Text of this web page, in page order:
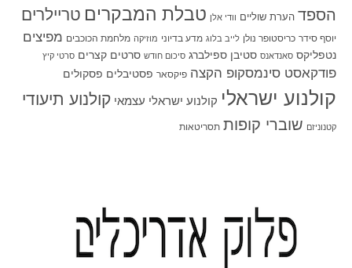
הספד הערת שוליים וודי אלן טבלת המבקרים טריילרים
יוסף סידר כריסטופר נולן לייב בלוג מדע בדיוני מוזיקה מלחמת הכוכבים מפיצים
נטפליקס סאנדאנס סטיבן ספילברג סיכום חודש סרטים קצרים סרטי קיץ
פודקאסט סינמסקופ הקצה פיקסאר פסטיבלים פסקולים
קולנוע ישראלי קולנוע ישראלי עצמאי קולנוע תיעודי
קטנוניזם שוברי קופות תסריטאות